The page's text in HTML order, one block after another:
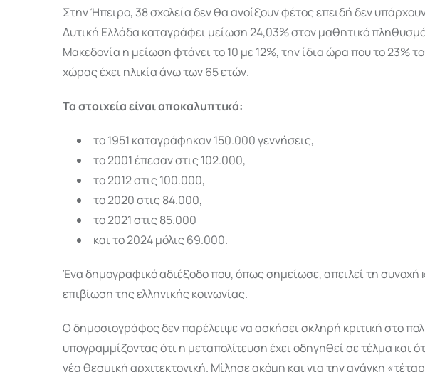
Στην Ήπειρο, 38 σχολεία δεν θα ανοίξουν φέτος επειδή δεν
Δυτική Ελλάδα καταγράφει μείωση 24,03% στον μαθητικό
Μακεδονία η μείωση φτάνει το 10 με 12%, την ίδια ώρα που το 23%
χώρας έχει ηλικία άνω των 65 ετών.
Τα στοιχεία είναι αποκαλυπτικά:
το 1951 καταγράφηκαν 150.000 γεννήσεις,
το 2001 έπεσαν στις 102.000,
το 2012 στις 100.000,
το 2020 στις 84.000,
το 2021 στις 85.000
και το 2024 μόλις 69.000.
Ένα δημογραφικό αδιέξοδο που, όπως σημείωσε, απειλεί τη συνοχή
επιβίωση της ελληνικής κοινωνίας.
Ο δημοσιογράφος δεν παρέλειψε να ασκήσει σκληρή κριτική στο
υπογραμμίζοντας ότι η μεταπολίτευση έχει οδηγηθεί σε τέλμα και
νέα θεσμική αρχιτεκτονική. Μίλησε ακόμη και για την ανάγκη